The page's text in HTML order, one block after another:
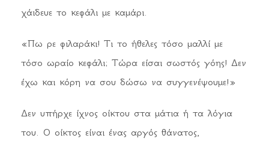
χάιδευε το κεφάλι με καμάρι.
«Πω ρε φιλαράκι! Τι το ήθελες τόσο μαλλί με
τόσο ωραίο κεφάλι; Τώρα είσαι σωστός γόης! Δεν
έχω και κόρη να σου δώσω να συγγενέψουμε!»
Δεν υπήρχε ίχνος οίκτου στα μάτια ή τα λόγια
του. Ο οίκτος είναι ένας αργός θάνατος,